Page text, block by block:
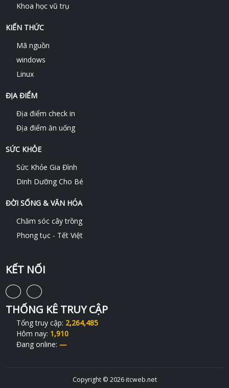
Khoa học vũ trụ
KIẾN THỨC
Mã nguồn
windows
Linux
ĐỊA ĐIỂM
Địa điểm check in
Địa điểm ăn uống
SỨC KHỎE
Sức Khỏe Gia Đình
Dinh Dưỡng Cho Bé
ĐỜI SỐNG & VĂN HÓA
Chăm sóc cây trồng
Phong tục - Tết Việt
KẾT NỐI
THỐNG KÊ TRUY CẬP
Tổng truy cập: 2,264,485
Hôm nay: 1,910
Đang online: —
Copyright © 2026 itcweb.net